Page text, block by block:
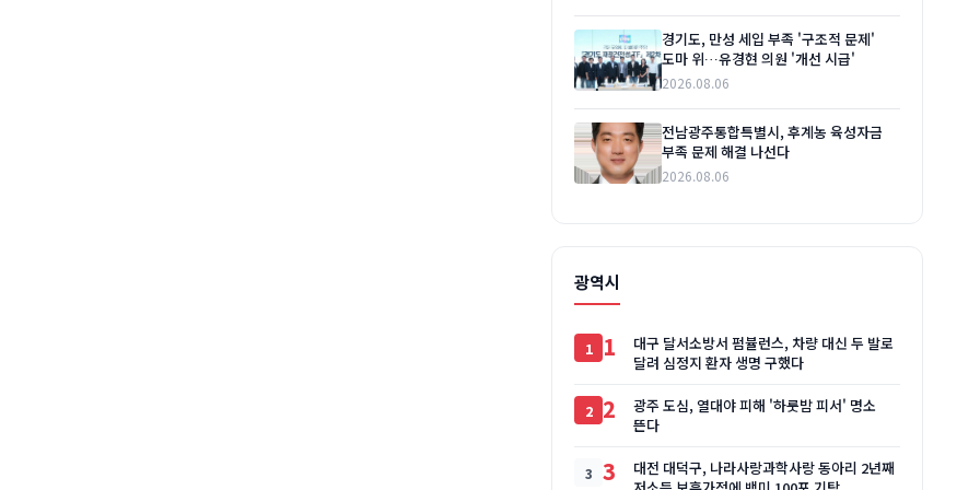
경기도, 만성 세입 부족 '구조적 문제'
도마 위…유경현 의원 '개선 시급'
2026.08.06
전남광주통합특별시, 후계농 육성자금
부족 문제 해결 나선다
2026.08.06
광역시
1
대구 달서소방서 펌뷸런스, 차량 대신 두 발로
달려 심정지 환자 생명 구했다
2
광주 도심, 열대야 피해 '하룻밤 피서' 명소
뜬다
3
대전 대덕구, 나라사랑과학사랑 동아리 2년째